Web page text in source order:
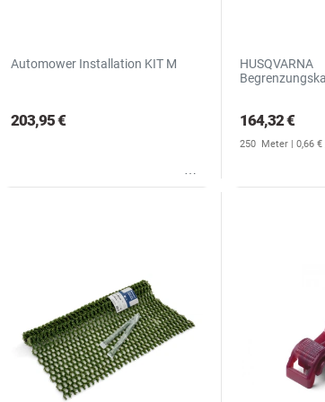
Automower Installation KIT M
203,95 €
HUSQVARNA
164,32 €
250 Meter | 0,66